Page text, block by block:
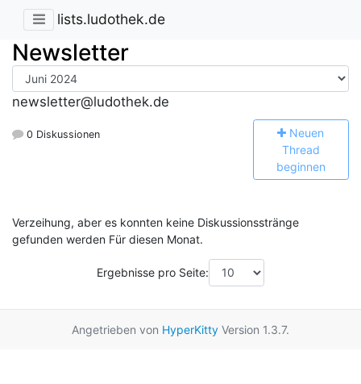
lists.ludothek.de
Newsletter
newsletter@ludothek.de
0 Diskussionen Neuen
Thread
beginnen
Verzeihung, aber es konnten keine Diskussionsstränge
gefunden werden Für diesen Monat.
Ergebnisse pro Seite:
Angetrieben von HyperKitty Version 1.3.7.